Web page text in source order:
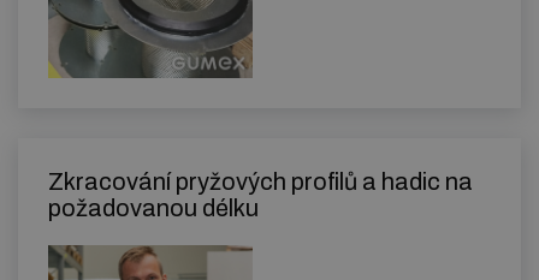
Zkracování pryžových profilů a hadic na
požadovanou délku